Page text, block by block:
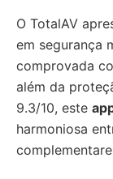
O TotalAV
em segurança
comprovada
além da
9.3/10, este
harmoniosa